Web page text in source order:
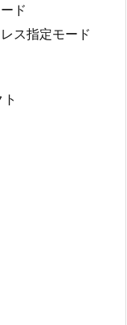
ド
ス指定モード